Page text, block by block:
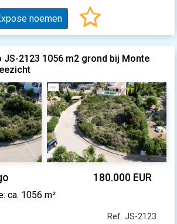
noemen
JS-2123 1056 m2 grond bij Monte
180.000 EUR
ca. 1056 m²
Ref. JS-2123